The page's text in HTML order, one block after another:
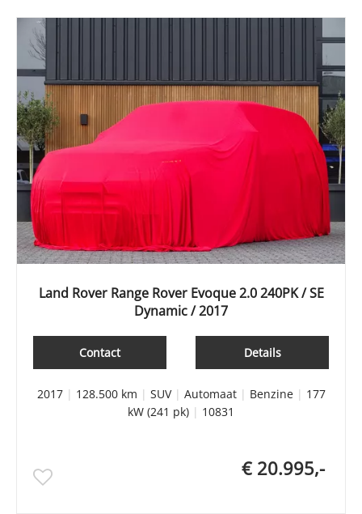
Land Rover Range Rover Evoque 2.0 240PK / SE
Dynamic / 2017
Details
Contact
2017| 128.500 km | SUV| Automaat| Benzine| 177
kW (241 pk) | 10831
€ 20.995,-